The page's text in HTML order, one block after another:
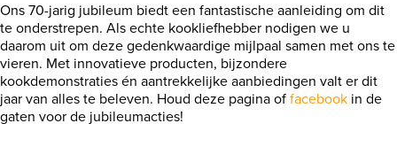
Ons 70-jarig jubileum biedt een fantastische aanleiding om dit
te onderstrepen. Als echte kookliefhebber nodigen we u
daarom uit om deze gedenkwaardige mijlpaal samen met ons te
vieren. Met innovatieve producten, bijzondere
kookdemonstraties én aantrekkelijke aanbiedingen valt er dit
jaar van alles te beleven. Houd deze pagina of facebook in de
gaten voor de jubileumacties!